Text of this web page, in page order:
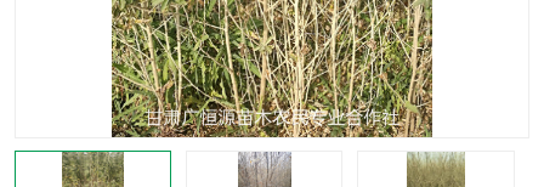
四翅滨藜